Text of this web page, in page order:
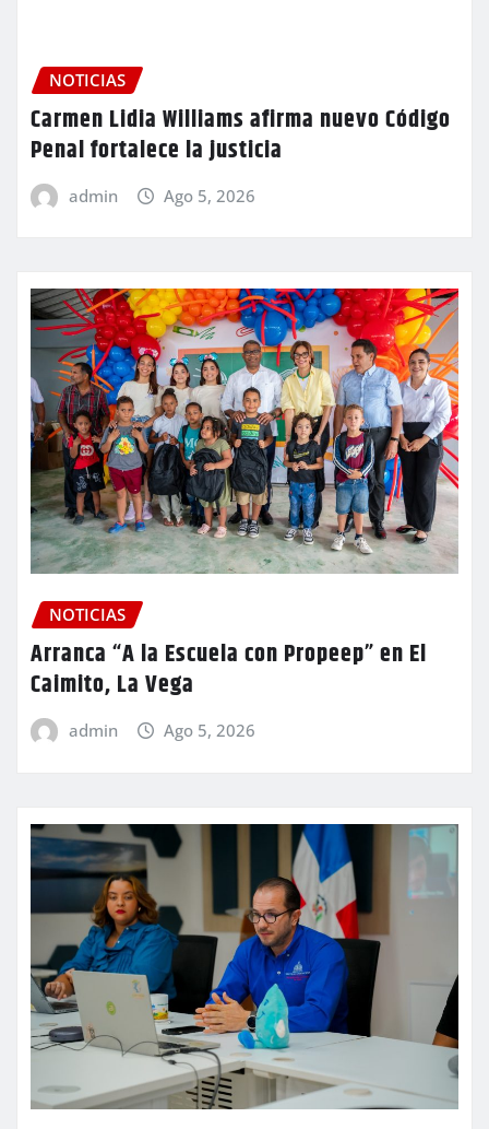
NOTICIAS
Carmen Lidia Williams afirma nuevo Código
Penal fortalece la justicia
admin Ago 5, 2026
NOTICIAS
Arranca “A la Escuela con Propeep” en El
Caimito, La Vega
admin Ago 5, 2026